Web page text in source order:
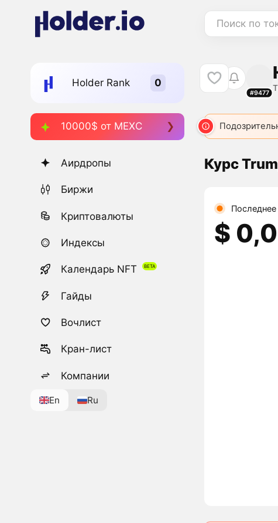
Поиск по
Holder Rank
10000$ от MEXC
Аирдропы
Биржи
Криптовалюты
Индексы
Календарь NFT
Гайды
Вочлист
Кран-лист
Компании
En Ru
#9477
Курс
$